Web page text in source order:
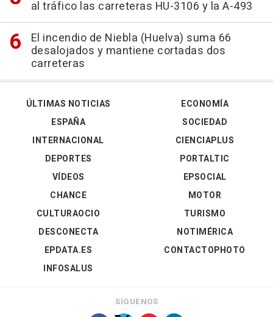
al tráfico las carreteras HU-3106 y la A-493
El incendio de Niebla (Huelva) suma 66
desalojados y mantiene cortadas dos
carreteras
ÚLTIMAS NOTICIAS
ESPAÑA
INTERNACIONAL
DEPORTES
VÍDEOS
ECONOMÍA
SOCIEDAD
CIENCIAPLUS
PORTALTIC
EPSOCIAL
CHANCE
CULTURAOCIO
DESCONECTA
EPDATA.ES
INFOSALUS
MOTOR
TURISMO
NOTIMÉRICA
CONTACTOPHOTO
SÍGUENOS